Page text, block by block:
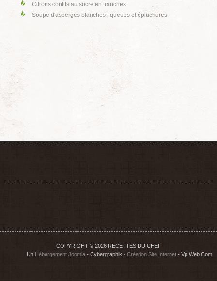
Citrons confits au sucre en tranches
Soupe d'asperges blanches : queues et épluchures
COPYRIGHT © 2026 RECETTES DU CHEF
Un Hébergement Joomla - Cybergraphik - Création Site Internet - Vp Web Com